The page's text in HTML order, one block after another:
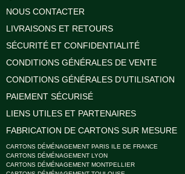
NOUS CONTACTER
LIVRAISONS ET RETOURS
SÉCURITÉ ET CONFIDENTIALITÉ
CONDITIONS GÉNÉRALES DE VENTE
CONDITIONS GÉNÉRALES D'UTILISATION
PAIEMENT SÉCURISÉ
LIENS UTILES ET PARTENAIRES
FABRICATION DE CARTONS SUR MESURE
CARTONS DÉMÉNAGEMENT PARIS ILE DE FRANCE
CARTONS DÉMÉNAGEMENT LYON
CARTONS DÉMÉNAGEMENT MONTPELLIER